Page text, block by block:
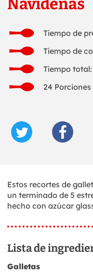
Navideñas
Tiempo de
Tiempo de
Tiempo
24 Porciones
Estos recortes de
un terminado de 5
hecho con azúcar
Lista de
Galletas